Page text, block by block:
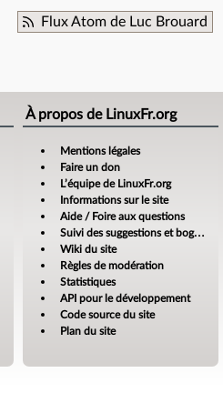
Flux Atom de Luc Brouard
À propos de LinuxFr.org
Mentions légales
Faire un don
L’équipe de LinuxFr.org
Informations sur le site
Aide / Foire aux questions
Suivi des suggestions et bogues
Wiki du site
Règles de modération
Statistiques
API pour le développement
Code source du site
Plan du site